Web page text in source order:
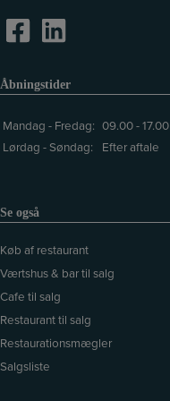
Åbningstider
Mandag - Fredag: 09.00 - 17.00
Lørdag - Søndag: Efter aftale
Se også
Køb af restaurant
Værtshus & bar til salg
Cafe til salg
Restaurant til salg
Restaurationsmægler
Salgsliste